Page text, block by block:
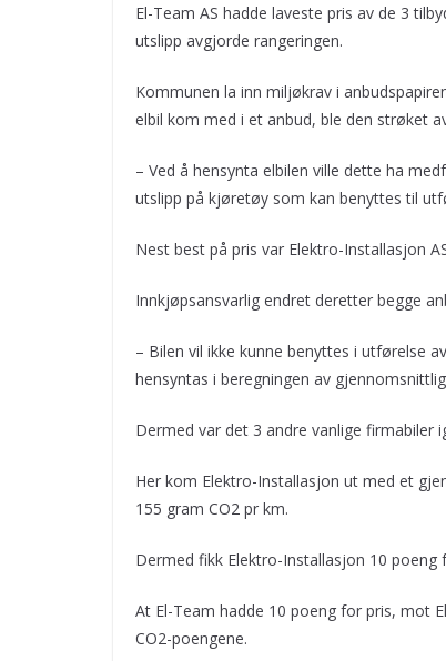
El-Team AS hadde laveste pris av de 3
utslipp avgjorde rangeringen.
Kommunen la inn miljøkrav i
elbil kom med i et anbud, ble den strøket
– Ved å hensynta elbilen ville dette ha
utslipp på kjøretøy som kan benyttes til
Nest best på pris var Elektro-Installasjon
Innkjøpsansvarlig endret deretter begge
– Bilen vil ikke kunne benyttes i utførelse
hensyntas i beregningen av
Dermed var det 3 andre vanlige firmabiler
Her kom Elektro-Installasjon ut med et
155 gram CO2 pr km.
Dermed fikk Elektro-Installasjon 10
At El-Team hadde 10 poeng for pris, mot
CO2-poengene.